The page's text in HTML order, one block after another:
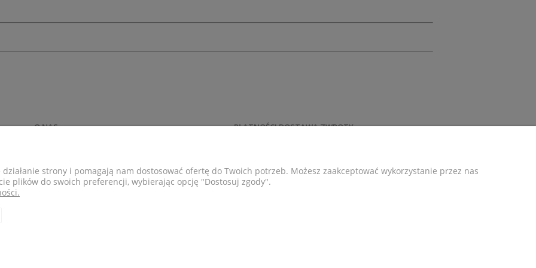
O NAS
Sklepy
Inspiracje
PŁATNOŚCI DOSTAWA ZWROTY
strony i pomagają nam dostosować ofertę do Twoich potrzeb. Możesz zaakceptować wykorzystanie przez nas
plików do swoich preferencji, wybierając opcję "Dostosuj zgody".